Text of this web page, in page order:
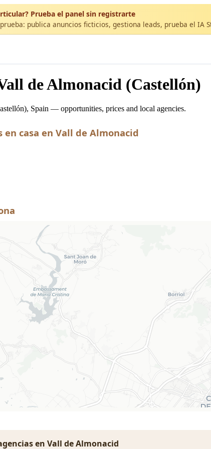
Prueba el panel sin registrarte
publica anuncios ficticios, gestiona leads, prueba el IA
de Almonacid (Castellón)
Spain — opportunities, prices and local agencies.
casa en Vall de Almonacid
en Vall de Almonacid